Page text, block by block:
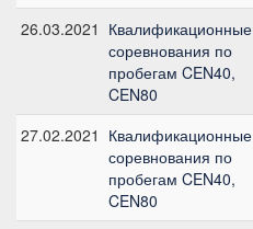
26.03.2021 Квалификационные
соревнования по
пробегам CEN40,
CEN80
27.02.2021 Квалификационные
соревнования по
пробегам CEN40,
CEN80